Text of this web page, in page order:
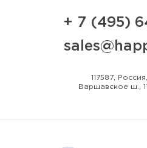
+ 7 (495)
117587,
Варшавское ш.,